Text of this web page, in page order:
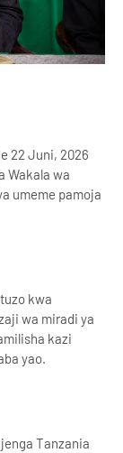
22 Juni, 2026
Wakala wa
umeme pamoja
kwa
wa miradi ya
kazi
yao.
Tanzania